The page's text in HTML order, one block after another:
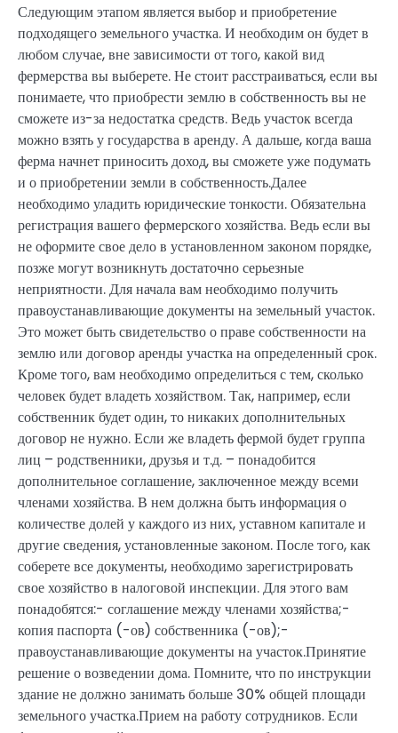
Следующим этапом является выбор и приобретение
подходящего земельного участка. И необходим он будет в
любом случае, вне зависимости от того, какой вид
фермерства вы выберете. Не стоит расстраиваться, если вы
понимаете, что приобрести землю в собственность вы не
сможете из-за недостатка средств. Ведь участок всегда
можно взять у государства в аренду. А дальше, когда ваша
ферма начнет приносить доход, вы сможете уже подумать
и о приобретении земли в собственность.Далее
необходимо уладить юридические тонкости. Обязательна
регистрация вашего фермерского хозяйства. Ведь если вы
не оформите свое дело в установленном законом порядке,
позже могут возникнуть достаточно серьезные
неприятности. Для начала вам необходимо получить
правоустанавливающие документы на земельный участок.
Это может быть свидетельство о праве собственности на
землю или договор аренды участка на определенный срок.
Кроме того, вам необходимо определиться с тем, сколько
человек будет владеть хозяйством. Так, например, если
собственник будет один, то никаких дополнительных
договор не нужно. Если же владеть фермой будет группа
лиц – родственники, друзья и т.д. – понадобится
дополнительное соглашение, заключенное между всеми
членами хозяйства. В нем должна быть информация о
количестве долей у каждого из них, уставном капитале и
другие сведения, установленные законом. После того, как
соберете все документы, необходимо зарегистрировать
свое хозяйство в налоговой инспекции. Для этого вам
понадобятся:- соглашение между членами хозяйства;-
копия паспорта (-ов) собственника (-ов);-
правоустанавливающие документы на участок.Принятие
решение о возведении дома. Помните, что по инструкции
здание не должно занимать больше 30% общей площади
земельного участка.Прием на работу сотрудников. Если